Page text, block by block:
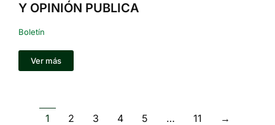
Y OPINIÓN PUBLICA
Boletín
Ver más
1 2 3 4 5 … 11 →